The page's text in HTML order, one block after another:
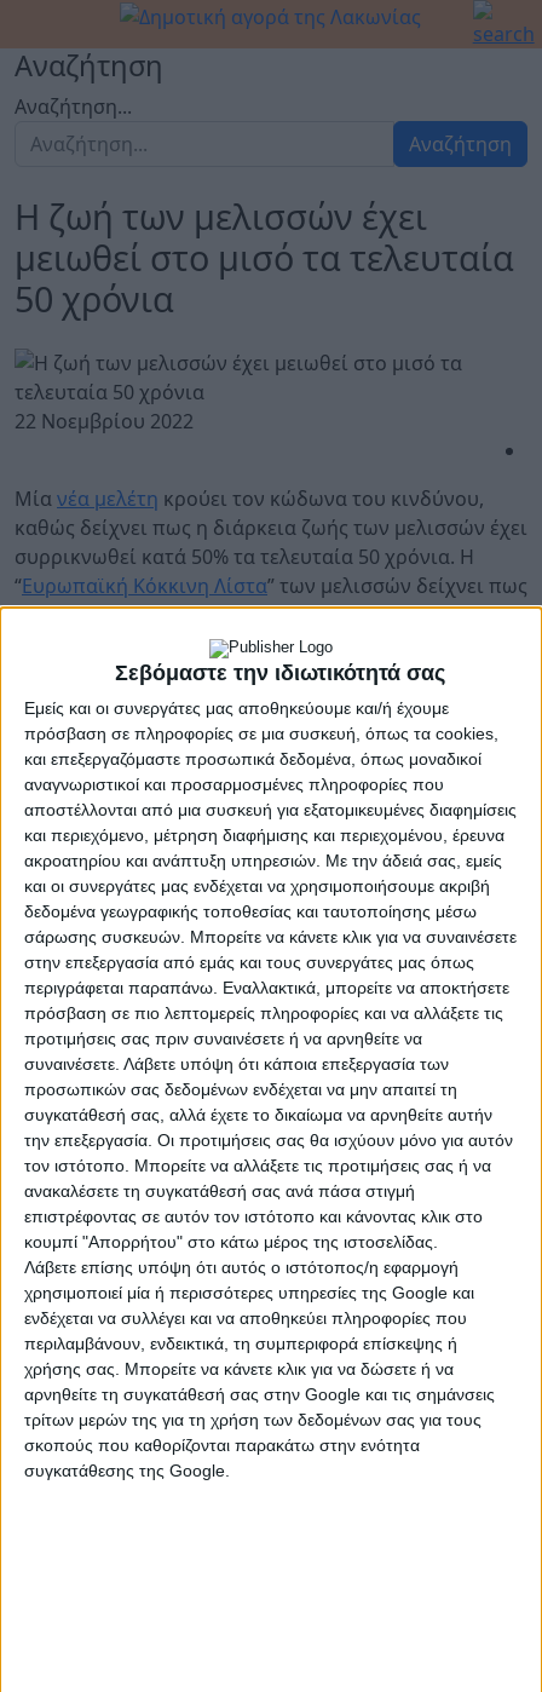
Σεβόμαστε την ιδιωτικότητά σας
Εμείς και οι συνεργάτες μας αποθηκεύουμε και/ή έχουμε
πρόσβαση σε πληροφορίες σε μια συσκευή, όπως τα cookies,
και επεξεργαζόμαστε προσωπικά δεδομένα, όπως μοναδικοί
αναγνωριστικοί και προσαρμοσμένες πληροφορίες που
αποστέλλονται από μια συσκευή για εξατομικευμένες διαφημίσεις
και περιεχόμενο, μέτρηση διαφήμισης και περιεχομένου, έρευνα
ακροατηρίου και ανάπτυξη υπηρεσιών. Με την άδειά σας, εμείς
και οι συνεργάτες μας ενδέχεται να χρησιμοποιήσουμε ακριβή
δεδομένα γεωγραφικής τοποθεσίας και ταυτοποίησης μέσω
σάρωσης συσκευών. Μπορείτε να κάνετε κλικ για να συναινέσετε
στην επεξεργασία από εμάς και τους συνεργάτες μας όπως
περιγράφεται παραπάνω. Εναλλακτικά, μπορείτε να αποκτήσετε
πρόσβαση σε πιο λεπτομερείς πληροφορίες και να αλλάξετε τις
προτιμήσεις σας πριν συναινέσετε ή να αρνηθείτε να
συναινέσετε. Λάβετε υπόψη ότι κάποια επεξεργασία των
προσωπικών σας δεδομένων ενδέχεται να μην απαιτεί τη
συγκατάθεσή σας, αλλά έχετε το δικαίωμα να αρνηθείτε αυτήν
την επεξεργασία. Οι προτιμήσεις σας θα ισχύουν μόνο για αυτόν
τον ιστότοπο. Μπορείτε να αλλάξετε τις προτιμήσεις σας ή να
ανακαλέσετε τη συγκατάθεσή σας ανά πάσα στιγμή
επιστρέφοντας σε αυτόν τον ιστότοπο και κάνοντας κλικ στο
κουμπί "Απορρήτου" στο κάτω μέρος της ιστοσελίδας.
Λάβετε επίσης υπόψη ότι αυτός ο ιστότοπος/η εφαρμογή
χρησιμοποιεί μία ή περισσότερες υπηρεσίες της Google και
ενδέχεται να συλλέγει και να αποθηκεύει πληροφορίες που
περιλαμβάνουν, ενδεικτικά, τη συμπεριφορά επίσκεψης ή
χρήσης σας. Μπορείτε να κάνετε κλικ για να δώσετε ή να
αρνηθείτε τη συγκατάθεσή σας στην Google και τις σημάνσεις
τρίτων μερών της για τη χρήση των δεδομένων σας για τους
σκοπούς που καθορίζονται παρακάτω στην ενότητα
συγκατάθεσης της Google.
Αναζήτηση
Αναζήτηση...
Αναζήτηση
Η ζωή των μελισσών έχει
μειωθεί στο μισό τα τελευταία
50 χρόνια
22 Νοεμβρίου 2022
Μίανέα μελέτη κρούει τον κώδωνα του κινδύνου,
καθώς δείχνει πως η διάρκεια ζωής των μελισσών έχει
συρρικνωθεί κατά 50% τα τελευταία 50 χρόνια. Η
“Ευρωπαϊκή Κόκκινη Λίστα” των μελισσών δείχνει πως
σχεδόν ένα στα δέκα είδη άγριων μελισσών
κινδυνεύει με εξαφάνιση. Η έρευνα εξηγεί γιατί
βλέπουμε αυξημένα επίπεδα θανάτων των μελισσών
σε όλο τον κόσμο τις τελευταίες δεκαετίες. Για
παράδειγμα, το χειμώνα του 2006-2007, Αμερικανοί
μελισσοκόμοι έχασαν το 90% των αποικιών τους, ενώ
αυξημένοι θάνατοι αναφέρονται και στην Ελλάδα,
Ιταλία, Ισπανία, Πορτογαλία, Γερμανία, Ελβετία,
Πολωνία, Ολλανδία, Γαλλία, Βέλγιο, Αυστραλία και
Καναδά.
Χρησιμοποιώντας μαθηματικά μοντέλα, η μελέτη
δείχνει πως από το 1969, η διάρκεια ζωής των
μελισσών έχει μειωθεί από τις 34 μέρες στις 18 μέρες.
Αξίζει να σημειωθεί πως μελετήθηκαν μέλισσες-
εργάτριες που αφαιρέθηκαν από την αποικία και όχι
άγριες μέλισσες.
Οι μέλισσες είναι πιο ευαίσθητες πλέον σε ασθένειες
όπως ένας ιός που παραμορφώνει τα φτερά τους, ο
οποίος ανακαλύφθηκε πριν 40 χρόνια και πλέον είναι
πολύ κοινός. Οι μέλισσες ίσως να έχουν
αποδυναμωθεί και από τις νέες γενιές
παρασιτοκτόνων που δεν υπήρχαν πριν 50 χρόνια.
Πολλές φορές η γύρη με την οποία ταΐζουν τα μικρά
τους είναι μολυσμένη με παρασιτοκτόνα, με
αποτέλεσμα οι τοξικές ουσίες να προκαλούν μειωμένη
δυνατότητα καταπολέμησης των ασθενειών.